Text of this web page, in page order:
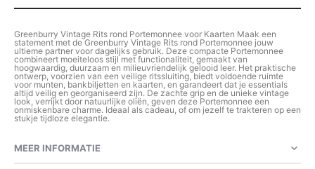
Greenburry Vintage Rits rond Portemonnee voor Kaarten Maak een
statement met de Greenburry Vintage Rits rond Portemonnee jouw
ultieme partner voor dagelijks gebruik. Deze compacte Portemonnee
combineert moeiteloos stijl met functionaliteit, gemaakt van
hoogwaardig, duurzaam en milieuvriendelijk gelooid leer. Het praktische
ontwerp, voorzien van een veilige ritssluiting, biedt voldoende ruimte
voor munten, bankbiljetten en kaarten, en garandeert dat je essentials
altijd veilig en georganiseerd zijn. De zachte grip en de unieke vintage
look, verrijkt door natuurlijke oliën, geven deze Portemonnee een
onmiskenbare charme. Ideaal als cadeau, of om jezelf te trakteren op een
stukje tijdloze elegantie.
MEER INFORMATIE